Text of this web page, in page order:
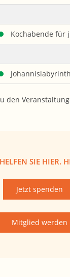
Kochabende für
Johannislabyrinth
den
SIE HIER.
Jetzt spenden
Mitglied werden